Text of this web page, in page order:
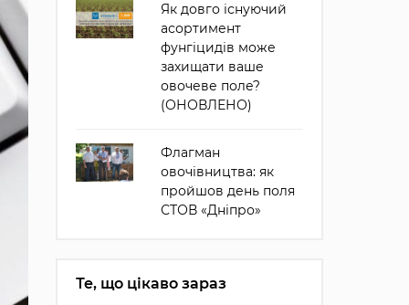
Як довго існуючий
асортимент
фунгіцидів може
захищати ваше
овочеве поле?
(ОНОВЛЕНО)
Флагман
овочівництва: як
пройшов день поля
СТОВ «Дніпро»
Те, що цікаво зараз